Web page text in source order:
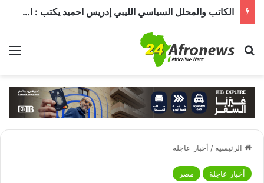
الكاتب والمحلل السياسي الليبي إدريس احميد يكتب : الكاميرون في ظل غياب بول بيا… قراءة في المشهد وأسباب الغياب ومآلات الأوضاع
بحث عن
الرئيسية / أخبار عاجلة
أخبار عاجلة مصر